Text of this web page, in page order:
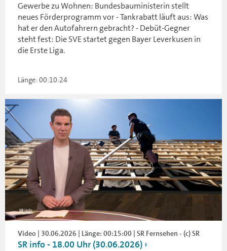
Gewerbe zu Wohnen: Bundesbauministerin stellt
neues Förderprogramm vor - Tankrabatt läuft aus: Was
hat er den Autofahrern gebracht? - Debüt-Gegner
steht fest: Die SVE startet gegen Bayer Leverkusen in
die Erste Liga.
Länge: 00:10:24
Video | 30.06.2026 | Länge: 00:15:00 | SR Fernsehen - (c) SR
SR info - 18.00 Uhr (30.06.2026)